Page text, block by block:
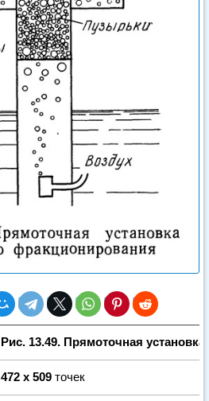
Рис. 13.49. Прямоточная
472 x 509 точек